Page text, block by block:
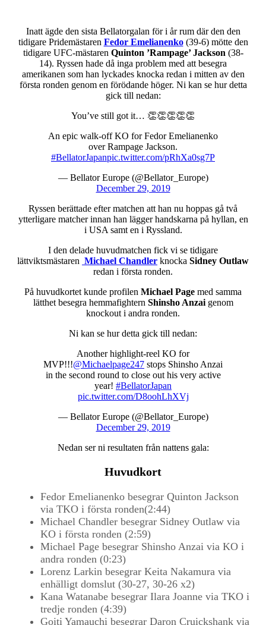
Inatt ägde den sista Bellatorgalan för i år rum där den den
tidigare Pridemästaren Fedor Emelianenko(39-6) mötte den
tidigare UFC-mästaren Quinton ’Rampage’ Jackson (38-
14). Ryssen hade då inga problem med att besegra
amerikanen som han lyckades knocka redan i mitten av den
första ronden genom en förödande höger. Ni kan se hur detta
gick till nedan:
You’ve still got it… 👏👏👏👏👏
An epic walk-off KO for Fedor Emelianenko
over Rampage Jackson.
#BellatorJapanpic.twitter.com/pRhXa0sg7P
— Bellator Europe (@Bellator_Europe)
December 29, 2019
Ryssen berättade efter matchen att han nu hoppas gå två
ytterligare matcher innan han lägger handskarna på hyllan, en
i USA samt en i Ryssland.
I den delade huvudmatchen fick vi se tidigare
lättviktsmästaren Michael Chandler knocka Sidney Outlaw
redan i första ronden.
På huvudkortet kunde profilen Michael Page med samma
lätthet besegra hemmafightern Shinsho Anzaigenom
knockout i andra ronden.
Ni kan se hur detta gick till nedan:
Another highlight-reel KO for
MVP!!!@Michaelpage247 stops Shinsho Anzai
in the second round to close out his very active
year! #BellatorJapan
pic.twitter.com/D8oohLhXVj
— Bellator Europe (@Bellator_Europe)
December 29, 2019
Nedan ser ni resultaten från nattens gala:
Huvudkort
Fedor Emelianenko besegrar Quinton Jackson
via TKO i första ronden(2:44)
Michael Chandler besegrar Sidney Outlaw via
KO i första ronden (2:59)
Michael Page besegrar Shinsho Anzai via KO i
andra ronden (0:23)
Lorenz Larkin besegrar Keita Nakamura via
enhälligt domslut (30-27, 30-26 x2)
Kana Watanabe besegrar Ilara Joanne via TKO i
tredje ronden (4:39)
Goiti Yamauchi besegrar Daron Cruickshank via